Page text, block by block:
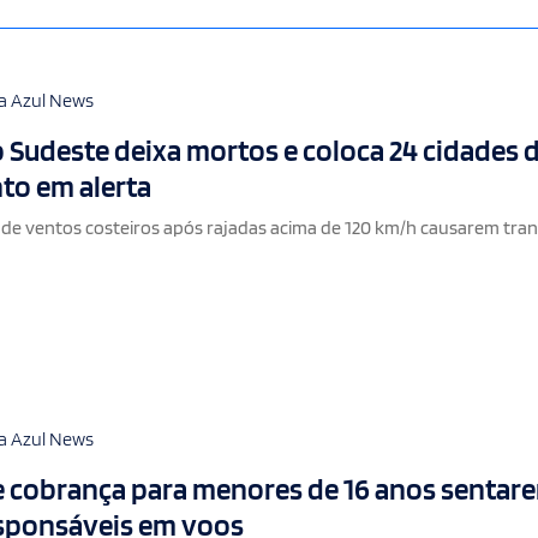
Azul News
deixa mortos e coloca 24 cidades
em alerta
ventos costeiros após rajadas acima de 120 km/h causarem
Azul News
para menores de 16 anos
em voos